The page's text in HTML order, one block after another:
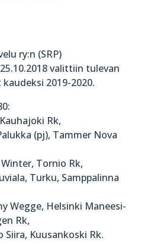
ry:n (SRP)
valittiin tulevan
2019-2020.
Rk,
(pj), Tammer Nova
Winter, Tornio Rk,
Turku, Samppalinna
Wegge, Helsinki Maneesi-
Rk,
Siira, Kuusankoski Rk.